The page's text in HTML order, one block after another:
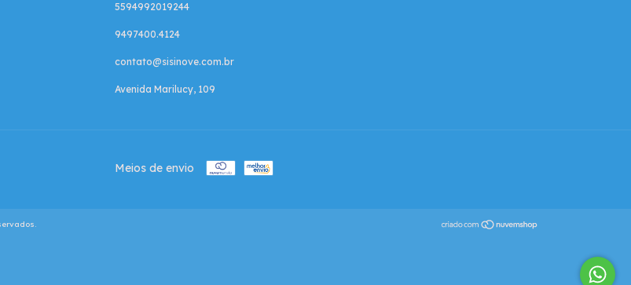
5594992019244
9497400.4124
contato@sisinove.com.br
Avenida Marilucy, 109
Meios de envio